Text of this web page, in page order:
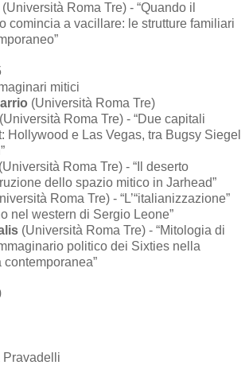
(Università Roma Tre) - “Quando il
comincia a vacillare: le strutture familiari
mitici
(Università Roma Tre)
(Università Roma Tre) - “Due capitali
Hollywood e Las Vegas, tra Bugsy Siegel
(Università Roma Tre) - “Il deserto
dello spazio mitico in Jarhead”
Roma Tre) - “L’“italianizzazione”
nel western di Sergio Leone”
(Università Roma Tre) - “Mitologia di
politico dei Sixties nella
Pravadelli